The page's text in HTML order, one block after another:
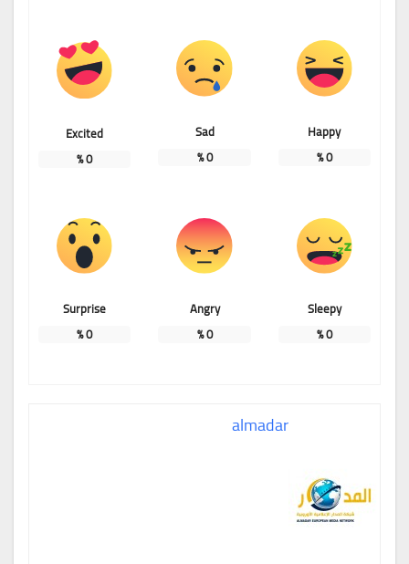
Happy
0
%
Sad
0
%
Excited
0
%
Sleepy
0
%
Angry
0
%
Surprise
0
%
almadar